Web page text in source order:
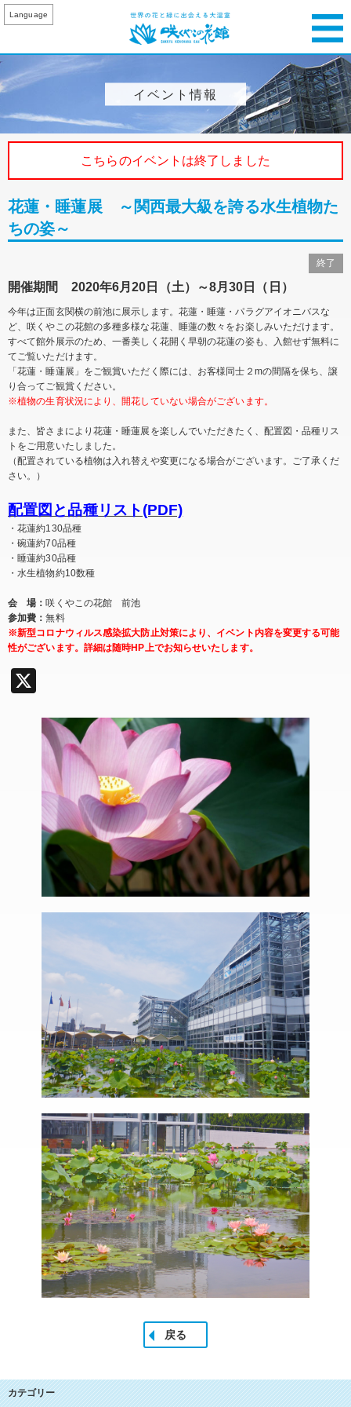
Language
イベント情報
こちらのイベントは終了しました
花蓮・睡蓮展 ～関西最大級を誇る水生植物た
ちの姿～
終了
開催期間 2020年6月20日（土）～8月30日（日）
今年は正面玄関横の前池に展示します。花蓮・睡蓮・パラグアイオニバスな
ど、咲くやこの花館の多種多様な花蓮、睡蓮の数々をお楽しみいただけます。
すべて館外展示のため、一番美しく花開く早朝の花蓮の姿も、入館せず無料に
てご覧いただけます。
「花蓮・睡蓮展」をご観賞いただく際には、お客様同士２mの間隔を保ち、譲
り合ってご観賞ください。
※植物の生育状況により、開花していない場合がございます。
また、皆さまにより花蓮・睡蓮展を楽しんでいただきたく、配置図・品種リス
トをご用意いたしました。
（配置されている植物は入れ替えや変更になる場合がございます。ご了承くだ
さい。）
配置図と品種リスト(PDF)
・花蓮約130品種
・碗蓮約70品種
・睡蓮約30品種
・水生植物約10数種
会 場：咲くやこの花館 前池
参加費：無料
※新型コロナウィルス感染拡大防止対策により、イベント内容を変更する可能
性がございます。詳細は随時HP上でお知らせいたします。
戻る
カテゴリー